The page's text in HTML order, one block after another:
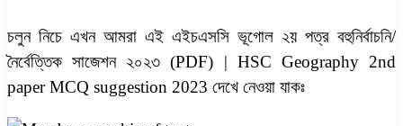
চলুন নিচে এখন আমরা এই এইচএসসি ভূগোল ২য় পত্র বহুনির্বাচনি/
নৈর্বেত্তিক সাজেশন ২০২৩ (PDF) | HSC Geography 2nd
paper MCQ suggestion 2023 দেখে নেওয়া যাকঃ